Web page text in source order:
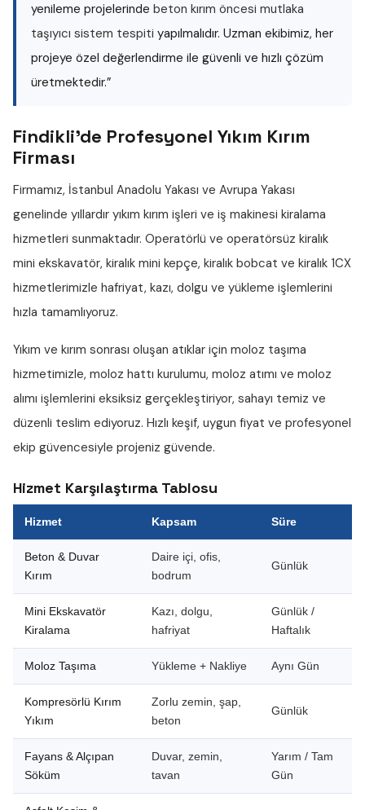
yenileme projelerinde beton kırım öncesi mutlaka
taşıyıcı sistem tespiti yapılmalıdır. Uzman ekibimiz, her
projeye özel değerlendirme ile güvenli ve hızlı çözüm
üretmektedir.”
Findikli'de Profesyonel Yıkım Kırım
Firması
Firmamız, İstanbul Anadolu Yakası ve Avrupa Yakası
genelinde yıllardır yıkım kırım işleri ve iş makinesi kiralama
hizmetleri sunmaktadır. Operatörlü ve operatörsüz kiralık
mini ekskavatör, kiralık mini kepçe, kiralık bobcat ve kiralık 1CX
hizmetlerimizle hafriyat, kazı, dolgu ve yükleme işlemlerini
hızla tamamlıyoruz.
Yıkım ve kırım sonrası oluşan atıklar için moloz taşıma
hizmetimizle, moloz hattı kurulumu, moloz atımı ve moloz
alımı işlemlerini eksiksiz gerçekleştiriyor, sahayı temiz ve
düzenli teslim ediyoruz. Hızlı keşif, uygun fiyat ve profesyonel
ekip güvencesiyle projeniz güvende.
Hizmet Karşılaştırma Tablosu
Hizmet Kapsam Süre
Beton & Duvar
Kırım
Daire içi, ofis,
bodrum
Günlük
Mini Ekskavatör
Kiralama
Kazı, dolgu,
hafriyat
Günlük /
Haftalık
Moloz Taşıma Yükleme + Nakliye Aynı Gün
Kompresörlü Kırım
Yıkım
Zorlu zemin, şap,
beton
Günlük
Fayans & Alçıpan
Söküm
Duvar, zemin,
tavan
Yarım / Tam
Gün